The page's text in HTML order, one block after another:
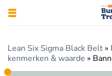
Lean Six Sigma Black Belt »
kenmerken & waarde »